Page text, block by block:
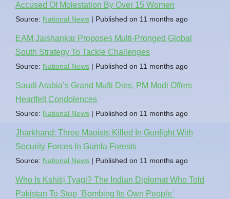
Accused Of Molestation By Over 15 Women
Source: National News Published on 11 months ago
EAM Jaishankar Proposes Multi-Pronged Global
South Strategy To Tackle Challenges
Source: National News Published on 11 months ago
Saudi Arabia’s Grand Mufti Dies, PM Modi Offers
Heartfelt Condolences
Source: National News Published on 11 months ago
Jharkhand: Three Maoists Killed In Gunfight With
Security Forces In Gumla Forests
Source: National News Published on 11 months ago
Who Is Kshitij Tyagi? The Indian Diplomat Who Told
Pakistan To Stop `Bombing Its Own People`